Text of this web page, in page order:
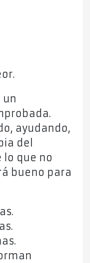
un
ayudando,
del
lo que no
bueno para